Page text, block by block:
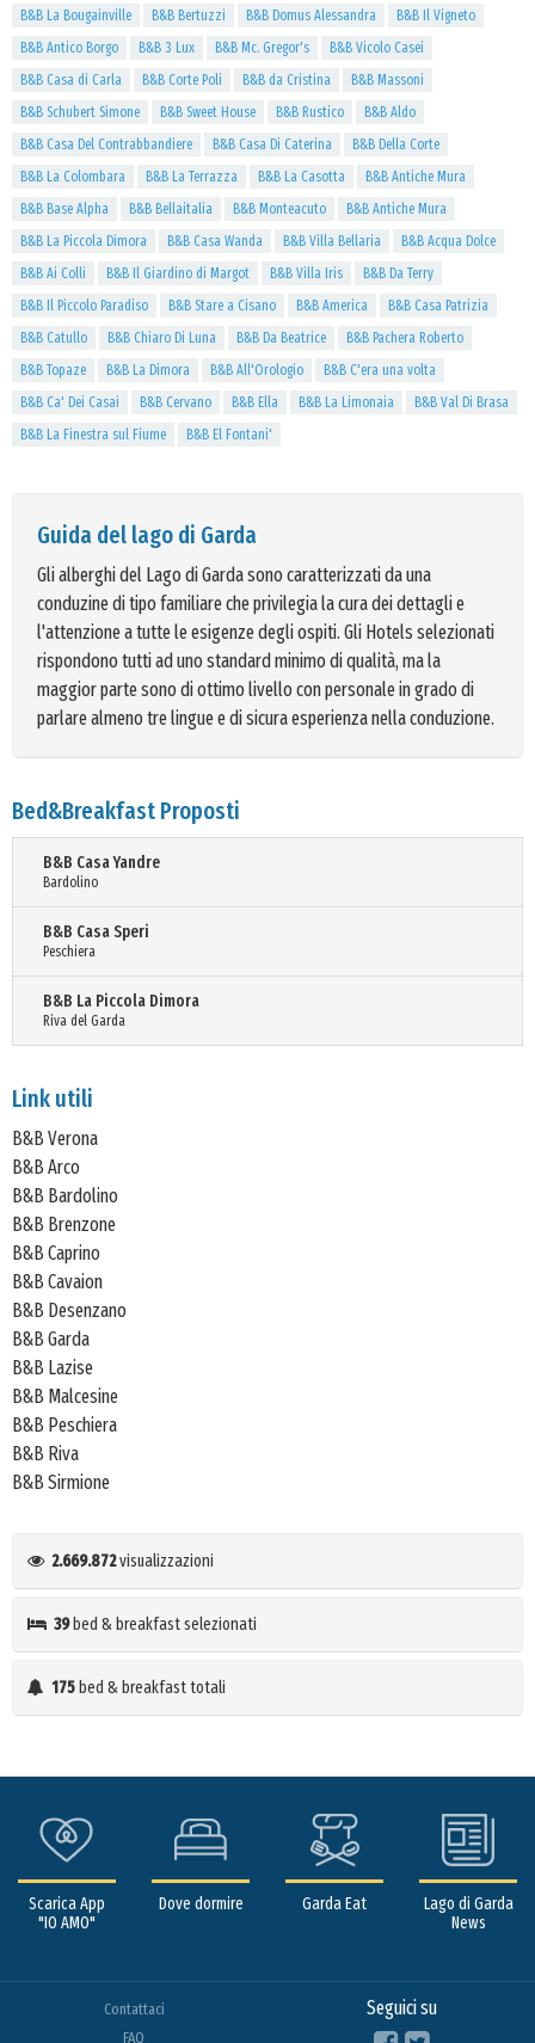
B&B La Bougainville
B&B Bertuzzi B&B Domus Alessandra
B&B Il Vigneto
B&B Antico Borgo
B&B 3 Lux B&B Mc. Gregor's
B&B Vicolo Casei
B&B Casa di Carla
B&B Corte Poli B&B da Cristina
B&B Massoni
B&B Schubert Simone
B&B Sweet House B&B Rustico
B&B Aldo
B&B Casa Del Contrabbandiere
B&B Casa Di Caterina
B&B Della Corte
B&B La Colombara
B&B La Terrazza B&B La Casotta
B&B Antiche Mura
B&B Base Alpha
B&B Bellaitalia B&B Monteacuto
B&B Antiche Mura
B&B La Piccola Dimora
B&B Casa Wanda B&B Villa Bellaria
B&B Acqua Dolce
B&B Ai Colli
B&B Il Giardino di Margot B&B Villa Iris
B&B Da Terry
B&B Il Piccolo Paradiso
B&B Stare a Cisano B&B America
B&B Casa Patrizia
B&B Catullo
B&B Chiaro Di Luna B&B Da Beatrice
B&B Pachera Roberto
B&B Topaze
B&B La Dimora B&B All'Orologio
B&B C'era una volta
B&B Ca' Dei Casai
B&B Cervano B&B Ella B&B La Limonaia
B&B Val Di Brasa
B&B La Finestra sul Fiume
B&B El Fontani'
Guida del lago di Garda
Gli alberghi del Lago di Garda sono caratterizzati da una
conduzine di tipo familiare che privilegia la cura dei dettagli e
l'attenzione a tutte le esigenze degli ospiti. Gli Hotels selezionati
rispondono tutti ad uno standard minimo di qualità, ma la
maggior parte sono di ottimo livello con personale in grado di
parlare almeno tre lingue e di sicura esperienza nella conduzione.
Bed&Breakfast Proposti
B&B Casa Yandre
Bardolino
B&B Casa Speri
Peschiera
B&B La Piccola Dimora
Riva del Garda
Link utili
B&B Verona
B&B Arco
B&B Bardolino
B&B Brenzone
B&B Caprino
B&B Cavaion
B&B Desenzano
B&B Garda
B&B Lazise
B&B Malcesine
B&B Peschiera
B&B Riva
B&B Sirmione
2.669.872visualizzazioni
39bed & breakfast selezionati
175 bed & breakfast totali
Scarica App
"IO AMO"
Dove dormire Garda Eat
Lago di Garda
News
Contattaci
FAQ
Seguici su